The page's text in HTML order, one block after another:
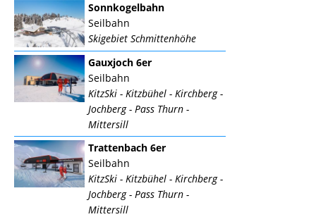
Sonnkogelbahn
Seilbahn
Skigebiet Schmittenhöhe
Gauxjoch 6er
Seilbahn
KitzSki - Kitzbühel - Kirchberg -
Jochberg - Pass Thurn -
Mittersill
Trattenbach 6er
Seilbahn
KitzSki - Kitzbühel - Kirchberg -
Jochberg - Pass Thurn -
Mittersill